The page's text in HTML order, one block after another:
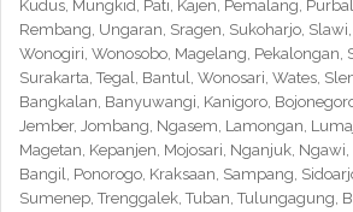
Kudus, Mungkid, Pati, Kajen, Pemalang,
Rembang, Ungaran, Sragen, Sukoharjo,
Wonogiri, Wonosobo, Magelang, Pekalongan,
Surakarta, Tegal, Bantul, Wonosari, Wates,
Bangkalan, Banyuwangi, Kanigoro,
Jember, Jombang, Ngasem, Lamongan,
Magetan, Kepanjen, Mojosari, Nganjuk,
Bangil, Ponorogo, Kraksaan, Sampang,
Sumenep, Trenggalek, Tuban, Tulungagung,